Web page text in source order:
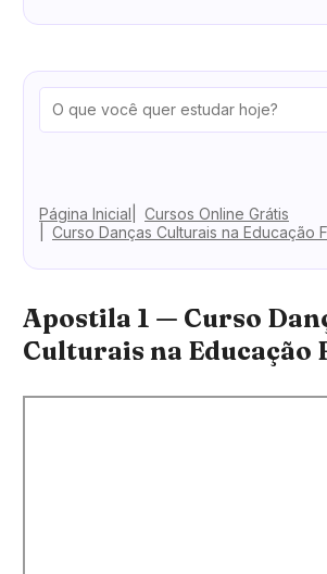
Página Inicial
Cursos Online Grátis
Curso Danças Culturais na Educação
Apostila 1 — Curso
Culturais na Educação